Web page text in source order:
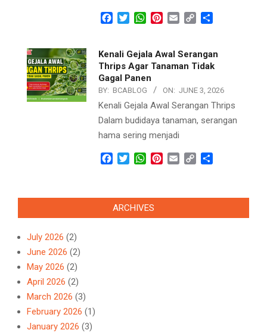
Facebook
TwitterWhatsApp
Pinterest
Email Copy
Kenali Gejala Awal Serangan
Thrips Agar Tanaman Tidak
Gagal Panen
BY: BCABLOG ON: JUNE 3, 2026
Kenali Gejala Awal Serangan Thrips
Dalam budidaya tanaman, serangan
hama sering menjadi
Facebook
TwitterWhatsApp
Pinterest
Email Copy
ARCHIVES
July 2026 (2)
June 2026 (2)
May 2026 (2)
April 2026 (2)
March 2026 (3)
February 2026 (1)
January 2026 (3)